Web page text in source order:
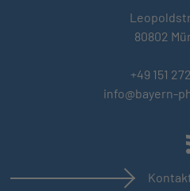
80802
+49 151
info@bayern-